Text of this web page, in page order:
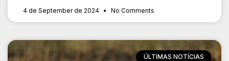
4 de September de 2024 No Comments
ÚLTIMAS NOTÍCIAS